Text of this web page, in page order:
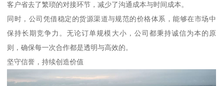
客户省去了繁琐的对接环节，减少了沟通成本与时间成本。
同时，公司凭借稳定的货源渠道与规范的价格体系，能够在市场中
保持长期竞争力。无论订单规模大小，公司都秉持诚信为本的原
则，确保每一次合作都是透明与高效的。
坚守信誉，持续创造价值